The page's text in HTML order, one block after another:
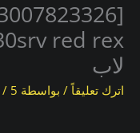
لاب
اترك تعليقاً / بواسطة / 5 يوليو، 2025